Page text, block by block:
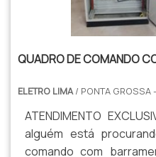
QUADRO DE COMANDO
ELETRO LIMA/ PONTA GROSSA
ATENDIMENTO
alguém está
comando com